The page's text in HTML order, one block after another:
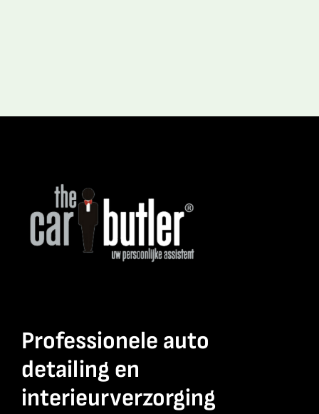
Professionele auto
detailing en
interieurverzorging